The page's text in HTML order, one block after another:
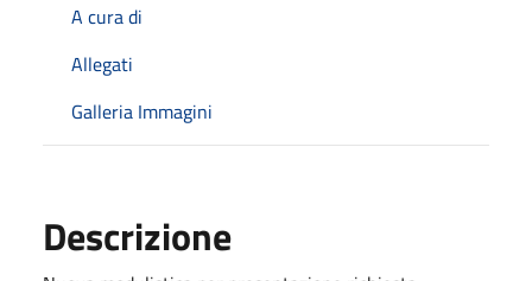
A cura di
Allegati
Galleria Immagini
Descrizione